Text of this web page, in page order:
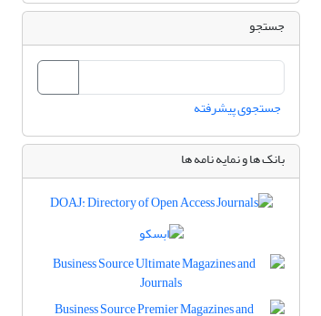
جستجو
جستجوی پیشرفته
بانک ها و نمایه نامه ها